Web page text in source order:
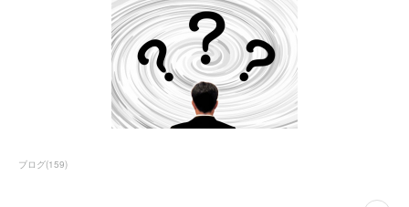
ブログ(159)